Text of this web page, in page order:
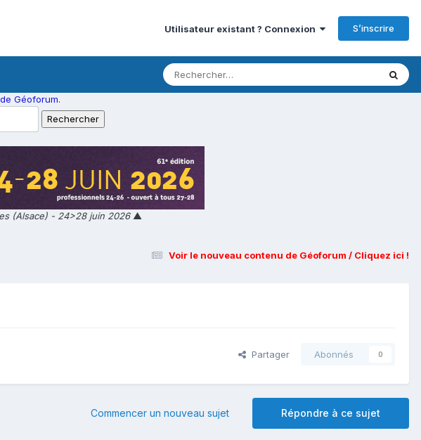
Utilisateur existant ? Connexion S’inscrire
Géoforum.
(Alsace) - 24>28 juin 2026▲
Voir le nouveau contenu de Géoforum / Cliquez ici !
Partager Abonnés 0
Répondre à ce sujet
Commencer un nouveau sujet